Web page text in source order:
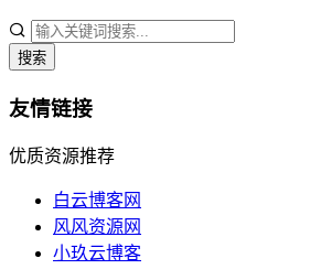
搜索
友情链接
优质资源推荐
白云博客网
风风资源网
小玖云博客